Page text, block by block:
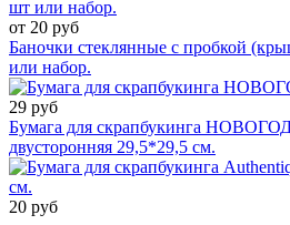
от 20 руб
Баночки стеклянные с пробкой
или набор.
29 руб
Бумага для скрапбукинга
двусторонняя 29,5*29,5 см.
20 руб